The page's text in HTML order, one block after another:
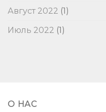
Август 2022 (1)
Июль 2022 (1)
О НАС